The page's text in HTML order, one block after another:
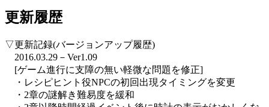
更新履歴
▽更新記録(バージョンアップ履歴)
2016.03.29－Ver1.09
[ゲーム進行に支障の無い軽微な問題を修正]
・レシピヒント役NPCの初回出現タイミングを変更
・2章の謎解き難易度を緩和